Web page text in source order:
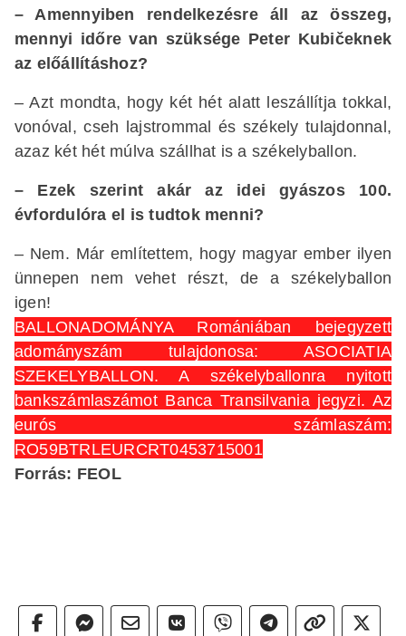
– Amennyiben rendelkezésre áll az összeg,
mennyi időre van szüksége Peter Kubičeknek
az előállításhoz?
– Azt mondta, hogy két hét alatt leszállítja tokkal,
vonóval, cseh lajstrommal és székely tulajdonnal,
azaz két hét múlva szállhat is a székelyballon.
– Ezek szerint akár az idei gyászos 100.
évfordulóra el is tudtok menni?
– Nem. Már említettem, hogy magyar ember ilyen
ünnepen nem vehet részt, de a székelyballon
igen!
BALLONADOMÁNYA Romániában bejegyzett
adományszám tulajdonosa: ASOCIATIA
SZEKELYBALLON. A székelyballonra nyitott
bankszámlaszámot Banca Transilvania jegyzi. Az
eurós számlaszám:
RO59BTRLEURCRT0453715001
Forrás: FEOL